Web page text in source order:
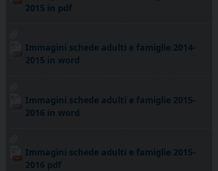
2015 in pdf
Immagini schede adulti e famiglie 2014-
2015 in word
Immagini schede adulti e famiglie 2015-
2016 in word
Immagini schede adulti e famiglie 2015-
2016 pdf